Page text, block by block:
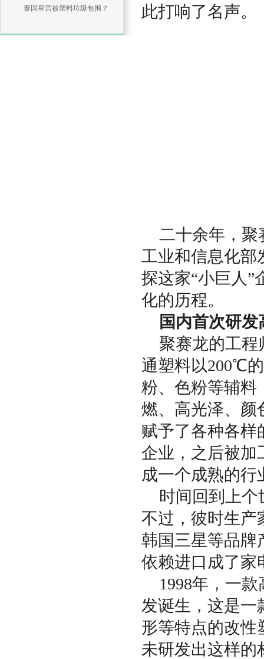
同比涨13.6%，环比涨0.6%
泰国皇宫被塑料垃圾包围？
此打响了名声。
二十余年，聚
工业和信息化部
探这家“小巨人”
化的历程。
国内首次研
聚赛龙的工
通塑料以200℃
粉、色粉等辅料
燃、高光泽、颜
赋予了各种各样
企业，之后被加
成一个成熟的行
时间回到上
不过，彼时生产
韩国三星等品牌
依赖进口成了家
1998年，一
发诞生，这是一
形等特点的改性
未研发出这样的